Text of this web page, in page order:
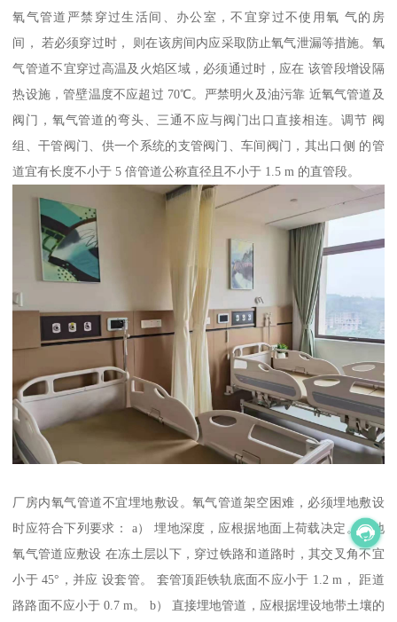
氧气管道严禁穿过生活间、办公室，不宜穿过不使用氧 气的房
间， 若必须穿过时， 则在该房间内应采取防止氧气泄漏等措施。氧
气管道不宜穿过高温及火焰区域，必须通过时，应在 该管段增设隔
热设施，管壁温度不应超过 70℃。严禁明火及油污靠 近氧气管道及
阀门，氧气管道的弯头、三通不应与阀门出口直接相连。调节 阀
组、干管阀门、供一个系统的支管阀门、车间阀门，其出口侧 的管
道宜有长度不小于 5 倍管道公称直径且不小于 1.5 m 的直管段。
厂房内氧气管道不宜埋地敷设。氧气管道架空困难，必须埋地敷设
时应符合下列要求： a） 埋地深度，应根据地面上荷载决定。埋地
氧气管道应敷设 在冻土层以下，穿过铁路和道路时，其交叉角不宜
小于 45°，并应 设套管。 套管顶距铁轨底面不应小于 1.2 m， 距道
路路面不应小于 0.7 m。 b） 直接埋地管道，应根据埋设地带土壤的